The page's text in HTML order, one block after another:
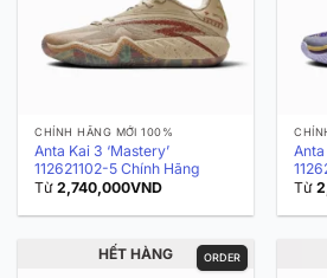
CHÍNH HÃNG MỚI 100%
Anta Kai 3 ‘Mastery’
112621102-5 Chính Hãng
Từ2,740,000VND
Anta
Từ
ORDER
HẾT HÀNG